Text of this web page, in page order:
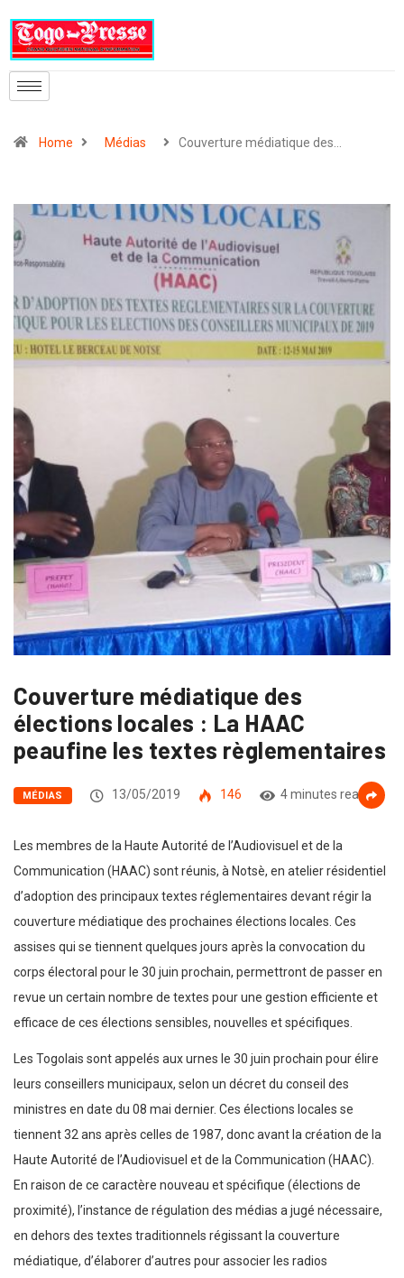
Home Médias Couverture médiatique des…
Couverture médiatique des
élections locales : La HAAC
peaufine les textes règlementaires
MÉDIAS 13/05/2019 146 4 minutes read
Les membres de la Haute Autorité de l’Audiovisuel et de la
Communication (HAAC) sont réunis, à Notsè, en atelier résidentiel
d’adoption des principaux textes réglementaires devant régir la
couverture médiatique des prochaines élections locales. Ces
assises qui se tiennent quelques jours après la convocation du
corps électoral pour le 30 juin prochain, permettront de passer en
revue un certain nombre de textes pour une gestion efficiente et
efficace de ces élections sensibles, nouvelles et spécifiques.
Les Togolais sont appelés aux urnes le 30 juin prochain pour élire
leurs conseillers municipaux, selon un décret du conseil des
ministres en date du 08 mai dernier. Ces élections locales se
tiennent 32 ans après celles de 1987, donc avant la création de la
Haute Autorité de l’Audiovisuel et de la Communication (HAAC).
En raison de ce caractère nouveau et spécifique (élections de
proximité), l’instance de régulation des médias a jugé nécessaire,
en dehors des textes traditionnels régissant la couverture
médiatique, d’élaborer d’autres pour associer les radios